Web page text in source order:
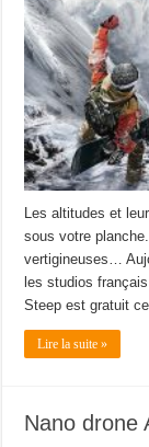
Les altitudes et
sous votre
vertigineuses…
les studios
Steep est gratuit
Lire la suite »
Nano drone